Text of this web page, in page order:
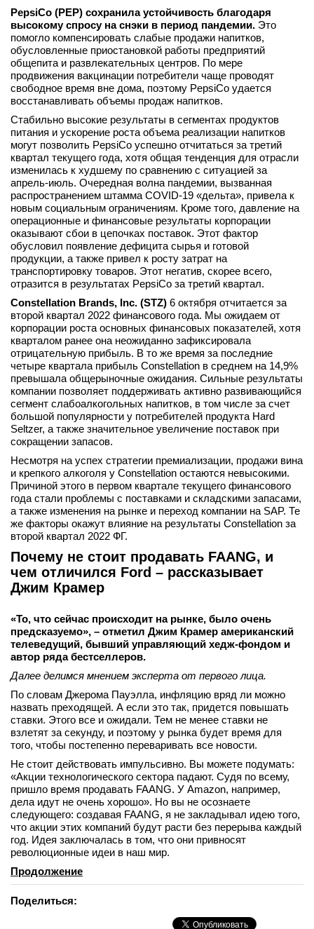
PepsiCo (PEP) сохранила устойчивость благодаря
высокому спросу на снэки в период пандемии. Это
помогло компенсировать слабые продажи напитков,
обусловленные приостановкой работы предприятий
общепита и развлекательных центров. По мере
продвижения вакцинации потребители чаще проводят
свободное время вне дома, поэтому PepsiCo удается
восстанавливать объемы продаж напитков.
Стабильно высокие результаты в сегментах продуктов
питания и ускорение роста объема реализации напитков
могут позволить PepsiCo успешно отчитаться за третий
квартал текущего года, хотя общая тенденция для отрасли
изменилась к худшему по сравнению с ситуацией за
апрель-июль. Очередная волна пандемии, вызванная
распространением штамма COVID-19 «дельта», привела к
новым социальным ограничениям. Кроме того, давление на
операционные и финансовые результаты корпорации
оказывают сбои в цепочках поставок. Этот фактор
обусловил появление дефицита сырья и готовой
продукции, а также привел к росту затрат на
транспортировку товаров. Этот негатив, скорее всего,
отразится в результатах PepsiCo за третий квартал.
Constellation Brands, Inc. (STZ) 6 октября отчитается за
второй квартал 2022 финансового года. Мы ожидаем от
корпорации роста основных финансовых показателей, хотя
кварталом ранее она неожиданно зафиксировала
отрицательную прибыль. В то же время за последние
четыре квартала прибыль Constellation в среднем на 14,9%
превышала общерыночные ожидания. Сильные результаты
компании позволяет поддерживать активно развивающийся
сегмент слабоалкогольных напитков, в том числе за счет
большой популярности у потребителей продукта Hard
Seltzer, а также значительное увеличение поставок при
сокращении запасов.
Несмотря на успех стратегии премиализации, продажи вина
и крепкого алкоголя у Constellation остаются невысокими.
Причиной этого в первом квартале текущего финансового
года стали проблемы с поставками и складскими запасами,
а также изменения на рынке и переход компании на SAP. Те
же факторы окажут влияние на результаты Constellation за
второй квартал 2022 ФГ.
Почему не стоит продавать FAANG, и
чем отличился Ford – рассказывает
Джим Крамер
«То, что сейчас происходит на рынке, было очень
предсказуемо», – отметил Джим Крамер американский
телеведущий, бывший управляющий хедж-фондом и
автор ряда бестселлеров.
Далее делимся мнением эксперта от первого лица.
По словам Джерома Пауэлла, инфляцию вряд ли можно
назвать преходящей. А если это так, придется повышать
ставки. Этого все и ожидали. Тем не менее ставки не
взлетят за секунду, и поэтому у рынка будет время для
того, чтобы постепенно переваривать все новости.
Не стоит действовать импульсивно. Вы можете подумать:
«Акции технологического сектора падают. Судя по всему,
пришло время продавать FAANG. У Amazon, например,
дела идут не очень хорошо». Но вы не осознаете
следующего: создавая FAANG, я не закладывал идею того,
что акции этих компаний будут расти без перерыва каждый
год. Идея заключалась в том, что они привносят
революционные идеи в наш мир.
Продолжение
Поделиться: